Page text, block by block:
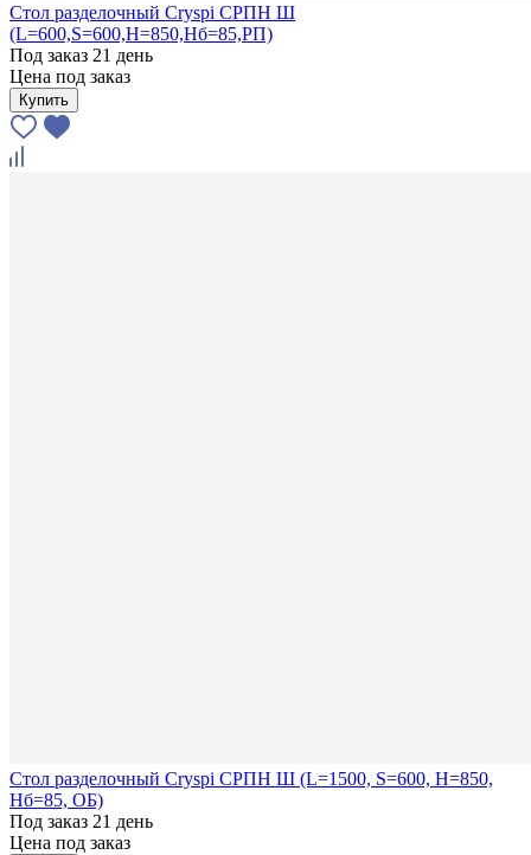
Стол разделочный Cryspi СРПН Ш
(L=600,S=600,H=850,Hб=85,РП)
Под заказ 21 день
Цена под заказ
Купить
Стол разделочный Cryspi СРПН Ш (L=1500, S=600, H=850,
Hб=85, ОБ)
Под заказ 21 день
Цена под заказ